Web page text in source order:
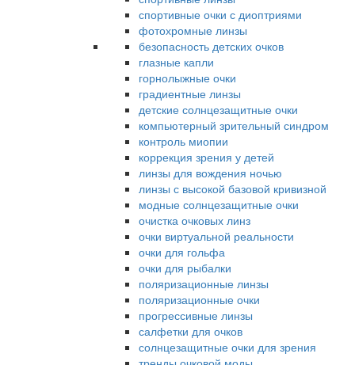
спортивные очки с диоптриями
фотохромные линзы
безопасность детских очков
глазные капли
горнолыжные очки
градиентные линзы
детские солнцезащитные очки
компьютерный зрительный синдром
контроль миопии
коррекция зрения у детей
линзы для вождения ночью
линзы с высокой базовой кривизной
модные солнцезащитные очки
очистка очковых линз
очки виртуальной реальности
очки для гольфа
очки для рыбалки
поляризационные линзы
поляризационные очки
прогрессивные линзы
салфетки для очков
солнцезащитные очки для зрения